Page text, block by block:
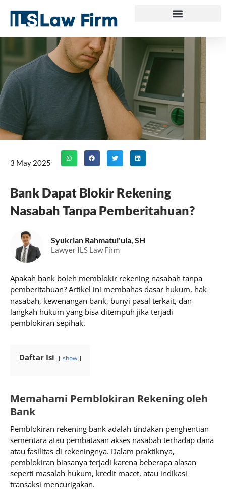
content
3 May 2025
Bank Dapat Blokir Rekening
Nasabah Tanpa Pemberitahuan?
Syukrian Rahmatul'ula, SH
Lawyer ILS Law Firm
Apakah bank boleh memblokir rekening nasabah tanpa
pemberitahuan? Artikel ini membahas dasar hukum, hak
nasabah, kewenangan bank, bunyi pasal terkait, dan
langkah hukum yang bisa ditempuh jika terjadi
pemblokiran sepihak.
Daftar Isi show
Memahami Pemblokiran Rekening oleh
Bank
Pemblokiran rekening bank adalah tindakan penghentian
sementara atau pembatasan akses nasabah terhadap dana
atau fasilitas di rekeningnya. Dalam praktiknya,
pemblokiran biasanya terjadi karena beberapa alasan
seperti masalah hukum, kredit macet, atau indikasi
transaksi mencurigakan.